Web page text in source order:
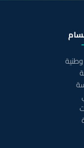
وطنية